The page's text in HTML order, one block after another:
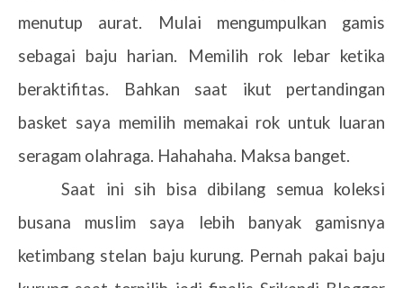
menutup aurat. Mulai mengumpulkan gamis
sebagai baju harian. Memilih rok lebar ketika
beraktifitas. Bahkan saat ikut pertandingan
basket saya memilih memakai rok untuk luaran
seragam olahraga. Hahahaha. Maksa banget.
Saat ini sih bisa dibilang semua koleksi
busana muslim saya lebih banyak gamisnya
ketimbang stelan baju kurung. Pernah pakai baju